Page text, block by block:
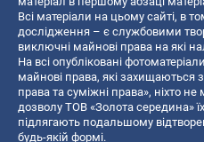
Всі матеріали на цьому сайті, в
дослідження – є службовими
виключні майнові права на які
На всі опубліковані
майнові права, які захищаються
права та суміжні права», ніхто
дозволу ТОВ «Золота середина»
підлягають подальшому
будь-якій формі.